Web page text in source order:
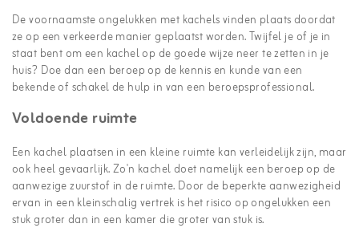
De voornaamste ongelukken met kachels vinden plaats doordat
ze op een verkeerde manier geplaatst worden. Twijfel je of je in
staat bent om een kachel op de goede wijze neer te zetten in je
huis? Doe dan een beroep op de kennis en kunde van een
bekende of schakel de hulp in van een beroepsprofessional.
Voldoende ruimte
Een kachel plaatsen in een kleine ruimte kan verleidelijk zijn, maar
ook heel gevaarlijk. Zo'n kachel doet namelijk een beroep op de
aanwezige zuurstof in de ruimte. Door de beperkte aanwezigheid
ervan in een kleinschalig vertrek is het risico op ongelukken een
stuk groter dan in een kamer die groter van stuk is.